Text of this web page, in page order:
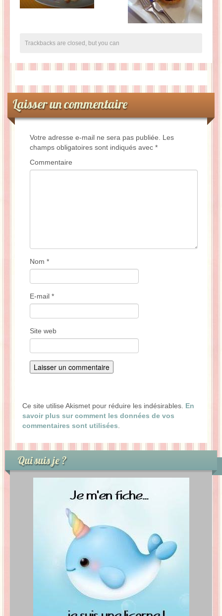
Trackbacks are closed, but you can
Laisser un commentaire
Votre adresse e-mail ne sera pas publiée.
Les
champs obligatoires sont indiqués avec *
Commentaire
Nom *
E-mail *
Site web
Ce site utilise Akismet pour réduire les indésirables. En
savoir plus sur comment les données de vos
commentaires sont utilisées
Qui suis je ?